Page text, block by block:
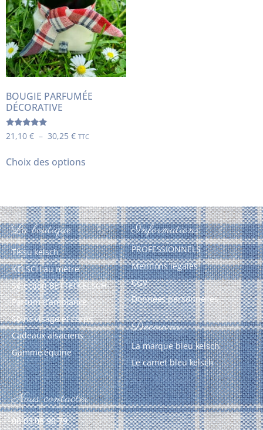
BOUGIE PARFUMÉE
DÉCORATIVE
Note
5.00
21,10 € – 30,25 € TTC
Choix des options
La boutique
Tissu kelsch
KELSCH au mètre
Sélection BETTELKELSCH
Parfum d’ambiance
Soins visage et corps
Cadeaux alsaciens
Gamme équine
Informations
PROFESSIONNELS
Mentions légales
CGV
Données personnelles
Découvrir
La marque bleu kelsch
Le carnet bleu kelsch
Nous contacter
06 03 08 90 79